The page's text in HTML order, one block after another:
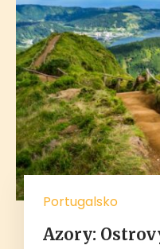
Portugalsko
Azory: